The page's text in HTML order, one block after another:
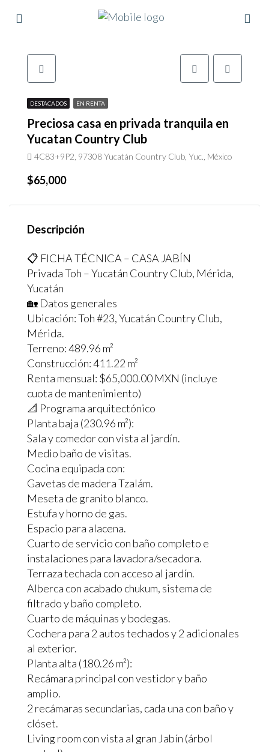
DESTACADOS EN RENTA
Preciosa casa en privada tranquila en
Yucatan Country Club
4C83+9P2, 97308 Yucatán Country Club, Yuc., México
$65,000
Descripción
📋 FICHA TÉCNICA – CASA JABÍN
Privada Toh – Yucatán Country Club, Mérida,
Yucatán
🏡 Datos generales
Ubicación: Toh #23, Yucatán Country Club,
Mérida.
Terreno: 489.96 m²
Construcción: 411.22 m²
Renta mensual: $65,000.00 MXN (incluye
cuota de mantenimiento)
📐 Programa arquitectónico
Planta baja (230.96 m²):
Sala y comedor con vista al jardín.
Medio baño de visitas.
Cocina equipada con:
Gavetas de madera Tzalám.
Meseta de granito blanco.
Estufa y horno de gas.
Espacio para alacena.
Cuarto de servicio con baño completo e
instalaciones para lavadora/secadora.
Terraza techada con acceso al jardín.
Alberca con acabado chukum, sistema de
filtrado y baño completo.
Cuarto de máquinas y bodegas.
Cochera para 2 autos techados y 2 adicionales
al exterior.
Planta alta (180.26 m²):
Recámara principal con vestidor y baño
amplio.
2 recámaras secundarias, cada una con baño y
clóset.
Living room con vista al gran Jabín (árbol